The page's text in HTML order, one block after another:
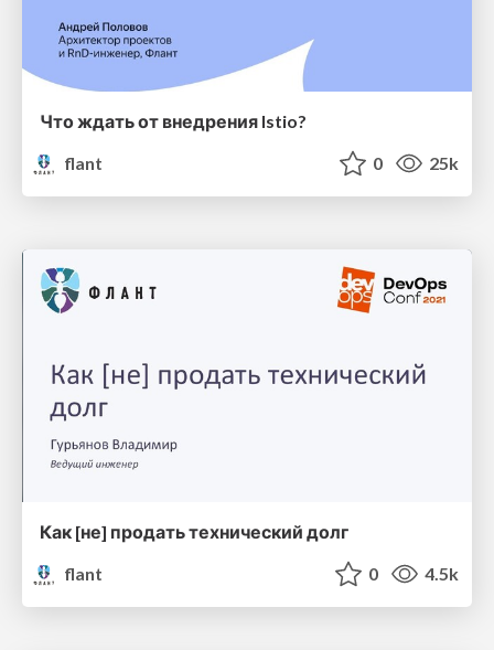
Что ждать от внедрения Istio?
flant
0 25k
Как [не] продать технический долг
flant
0 4.5k